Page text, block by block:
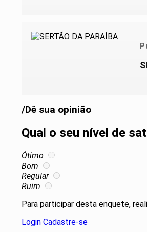
/Dê sua opinião
Qual o seu nível de
Ótimo
Bom
Regular
Ruim
Para participar desta enquete,
Login Cadastre-se